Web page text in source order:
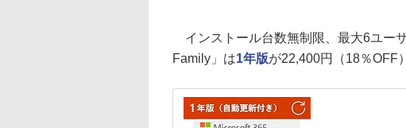
インストール台数無制限、最大6ユー
Family」は1年版が22,400円（18％OFF